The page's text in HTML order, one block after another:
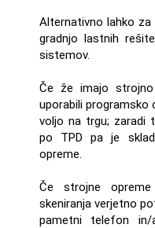
Alternativno lahko
gradnjo lastnih
sistemov.
Če že imajo
uporabili programsko
voljo na trgu; zaradi
po TPD pa je
opreme.
Če strojne
skeniranja verjetno
pametni telefon in/